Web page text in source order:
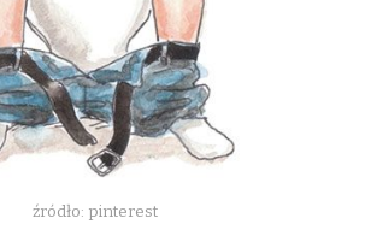
źródło: pinterest